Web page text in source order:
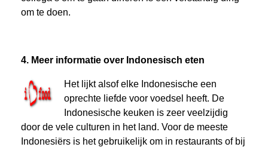
om te doen.
4. Meer informatie over Indonesisch eten
Het lijkt alsof elke Indonesische een
oprechte liefde voor voedsel heeft. De
Indonesische keuken is zeer veelzijdig
door de vele culturen in het land. Voor de meeste
Indonesiërs is het gebruikelijk om in restaurants of bij